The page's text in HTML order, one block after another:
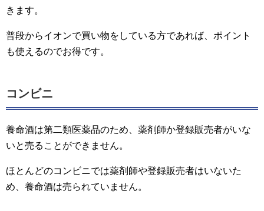
きます。
普段からイオンで買い物をしている方であれば、ポイント
も使えるのでお得です。
コンビニ
養命酒は第二類医薬品のため、薬剤師か登録販売者がいな
いと売ることができません。
ほとんどのコンビニでは薬剤師や登録販売者はいないた
め、養命酒は売られていません。